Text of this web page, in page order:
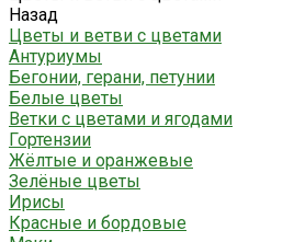
Назад
Цветы и ветви с цветами
Антуриумы
Бегонии, герани, петунии
Белые цветы
Ветки с цветами и ягодами
Гортензии
Жёлтые и оранжевые
Зелёные цветы
Ирисы
Красные и бордовые